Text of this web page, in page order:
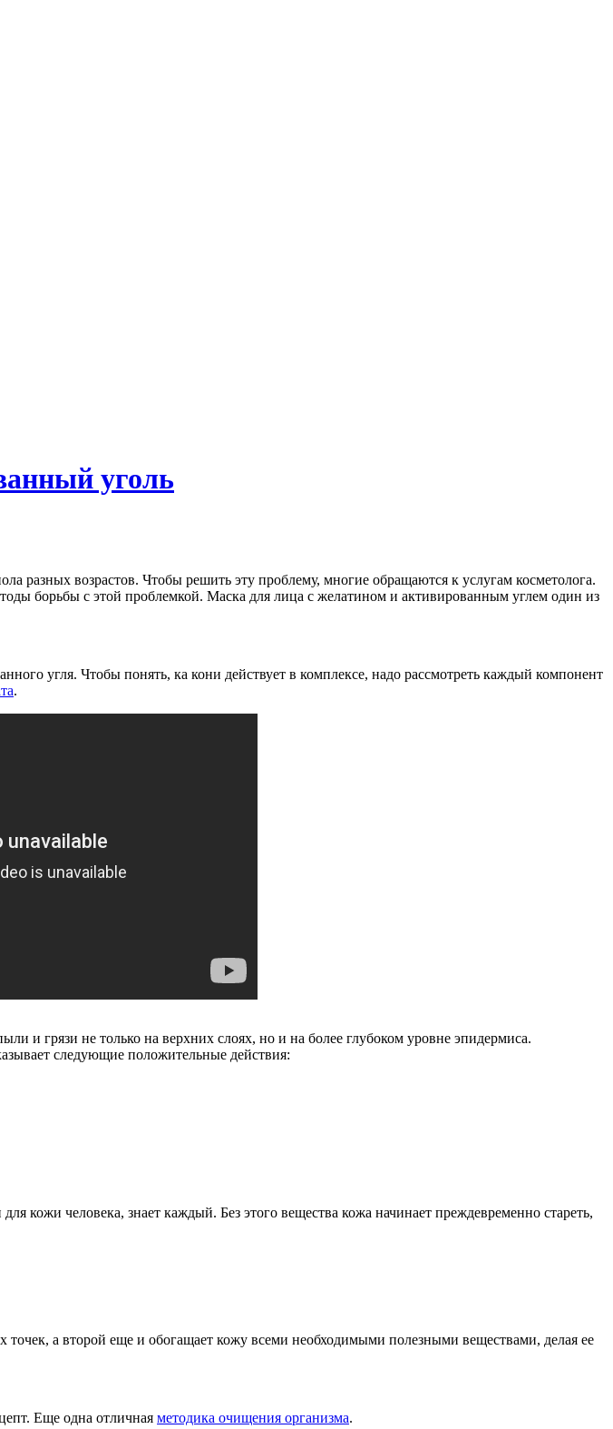
уголь
возрастов. Чтобы решить эту проблему, многие обращаются к услугам косметолога.
борьбы с этой проблемкой. Маска для лица с желатином и активированным углем один из
угля. Чтобы понять, ка кони действует в комплексе, надо рассмотреть каждый компонент
.
и грязи не только на верхних слоях, но и на более глубоком уровне эпидермиса.
следующие положительные действия:
кожи человека, знает каждый. Без этого вещества кожа начинает преждевременно стареть,
а второй еще и обогащает кожу всеми необходимыми полезными веществами, делая ее
Еще одна отличная методика очищения организма.